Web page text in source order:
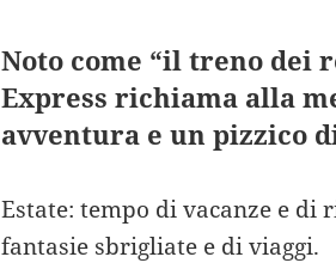
Noto come “il treno dei
Express richiama alla
avventura e un pizzico
Estate: tempo di vacanze e di
fantasie sbrigliate e di viaggi.